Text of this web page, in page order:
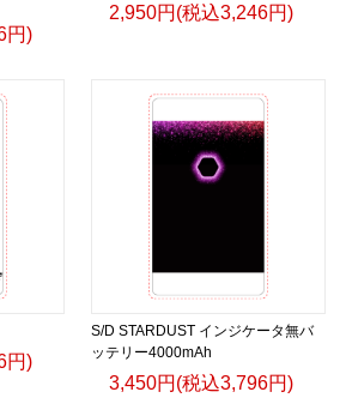
円)
2,950円(税込3,246円)
円)
S/D STARDUST インジケータ無バ
ッテリー4000mAh
3,450円(税込3,796円)